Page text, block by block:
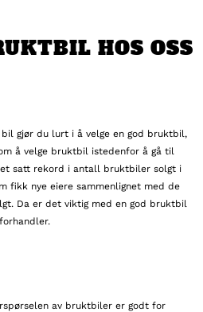
HOS OSS
gjør du lurt i å velge en god bruktbil,
å velge bruktbil istedenfor å gå til
satt rekord i antall bruktbiler solgt i
fikk nye eiere sammenlignet med de
Da er det viktig med en god bruktbil
forhandler.
av bruktbiler er godt for